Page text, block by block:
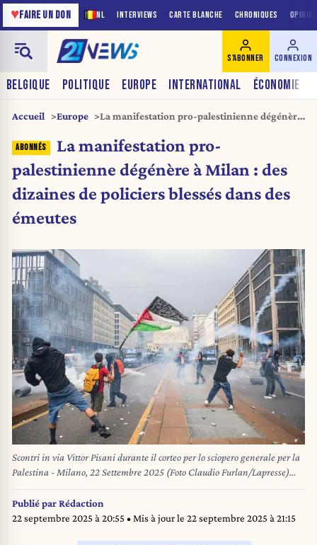
NL INTERVIEWS CARTE BLANCHE CHRONIQUES
♥FAIRE UN DON
BELGIQUE POLITIQUE EUROPE INTERNATIONAL ÉCONOMIE
S'ABONNER CONNEXION
Accueil Europe
La manifestation pro-palestinienne dégénère
des émeutes
La manifestation pro-
palestinienne dégénère à Milan : des
dizaines de policiers blessés dans des
émeutes
Scontri in via Vittor Pisani durante il corteo per lo sciopero generale per la
Palestina - Milano, 22 Settembre 2025 (Foto Claudio Furlan/Lapresse)
Clashes in Via Vittor Pisani during the general strike march for Palestine -
Milan, 22 September 2025 (Photo Claudio Furlan/Lapresse)
Publié parRédaction
22 septembre 2025 à 20:55 • Mis à jour le 22 septembre 2025 à 21:15